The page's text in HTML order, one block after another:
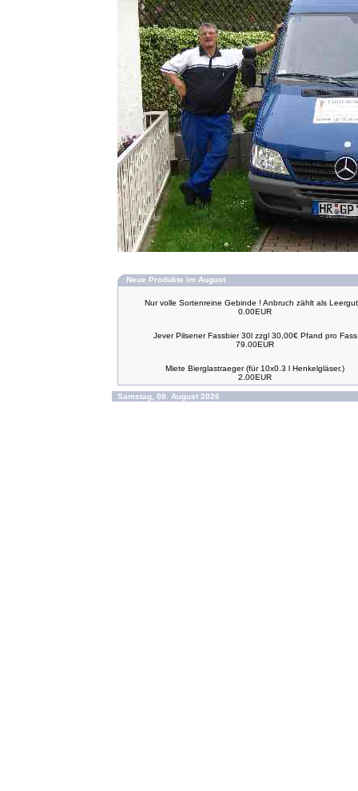
Neue Produkte im August
Nur volle Sortenreine Gebinde ! Anbruch zählt als
0.00EUR
Jever Pilsener Fassbier 30l zzgl 30,00€ Pfand pro Fass
79.00EUR
Miete Bierglastraeger (für 10x0.3 l Henkelgläser.)
2.00EUR
Samstag, 08. August 2026